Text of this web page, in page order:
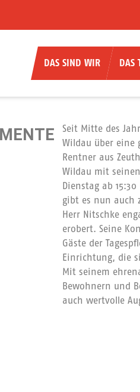
DAS SIND WIR DAS
Seit Mitte des
Wildau über eine
Rentner aus
Wildau mit
Dienstag ab
gibt es nun auch
Herr Nitschke
erobert. Seine
Gäste der
Einrichtung, die
Mit seinem
Bewohnern und
auch wertvolle